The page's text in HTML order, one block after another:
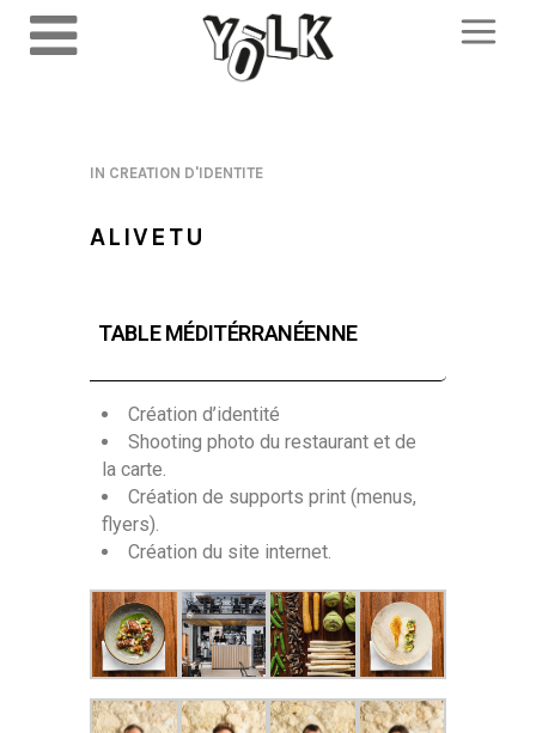
IN CREATION D'IDENTITE
ALIVETU
TABLE MÉDITÉRRANÉENNE
Création d’identité
Shooting photo du restaurant et de
la carte.
Création de supports print (menus,
flyers).
Création du site internet.